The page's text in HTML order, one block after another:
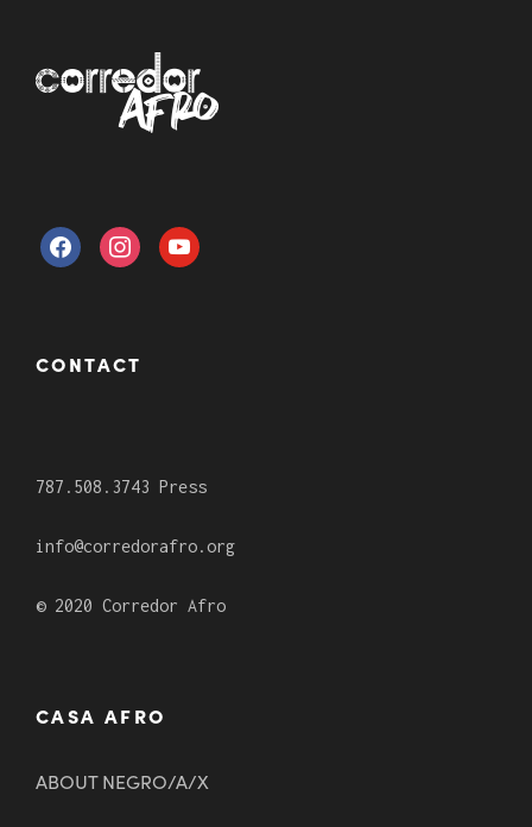
CONTACT
787.508.3743 Press
info@corredorafro.org
© 2020 Corredor Afro
CASA AFRO
ABOUT NEGRO/A/X